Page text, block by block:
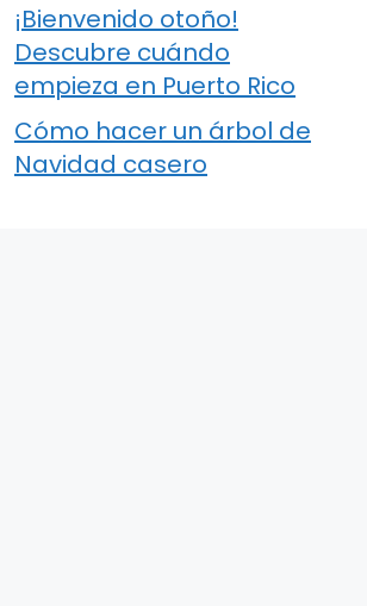
¡Bienvenido otoño!
Descubre cuándo
empieza en Puerto Rico
Cómo hacer un árbol de
Navidad casero